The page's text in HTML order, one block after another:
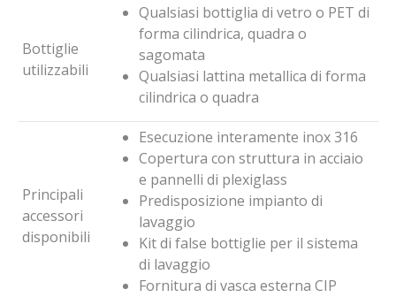
Bottiglie
utilizzabili
Qualsiasi bottiglia di vetro o PET di
forma cilindrica, quadra o
sagomata
Qualsiasi lattina metallica di forma
cilindrica o quadra
Principali
accessori
disponibili
Esecuzione interamente inox 316
Copertura con struttura in acciaio
e pannelli di plexiglass
Predisposizione impianto di
lavaggio
Kit di false bottiglie per il sistema
di lavaggio
Fornitura di vasca esterna CIP